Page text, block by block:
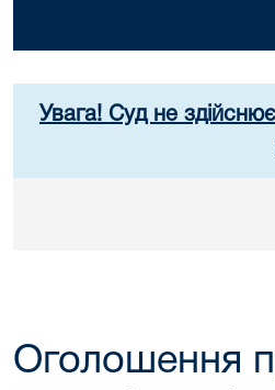
Увага! Суд не
Оголошення